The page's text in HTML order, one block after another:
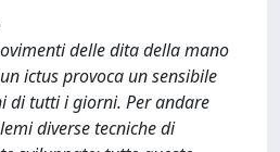
delle dita della mano
ictus provoca un sensibile
di tutti i giorni. Per andare
diverse tecniche di